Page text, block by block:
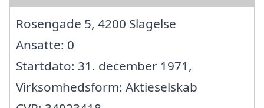
Rosengade 5, 4200 Slagelse
Ansatte: 0
Startdato: 31. december 1971,
Virksomhedsform: Aktieselskab